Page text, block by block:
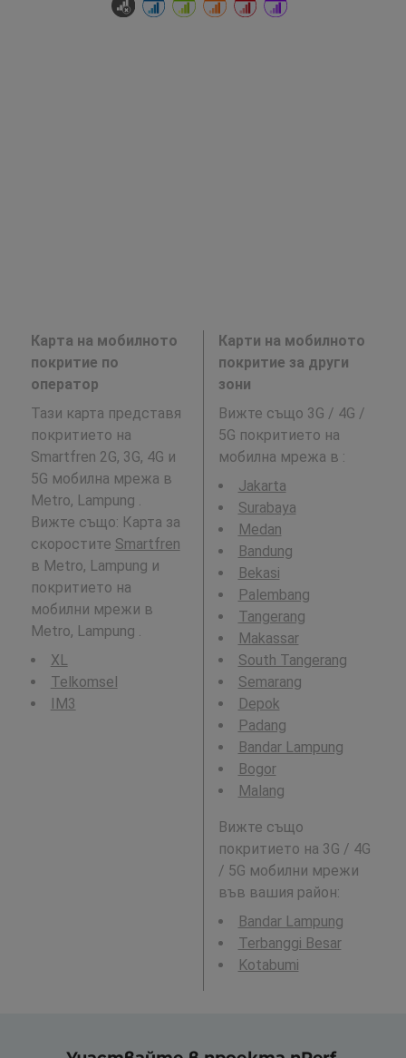
Карта на мобилното
покритие по
оператор
Тази карта представя
покритието на
Smartfren 2G, 3G, 4G и
5G мобилна мрежа в
Metro, Lampung .
Вижте също: Карта за
скоростите Smartfren
в Metro, Lampung и
покритието на
мобилни мрежи в
Metro, Lampung .
XL
Telkomsel
IM3
Карти на мобилното
покритие за други
зони
Вижте също 3G / 4G /
5G покритието на
мобилна мрежа в :
Jakarta
Surabaya
Medan
Bandung
Bekasi
Palembang
Tangerang
Makassar
South Tangerang
Semarang
Depok
Padang
Bandar Lampung
Bogor
Malang
Вижте също
покритието на 3G / 4G
/ 5G мобилни мрежи
във вашия район:
Bandar Lampung
Terbanggi Besar
Kotabumi